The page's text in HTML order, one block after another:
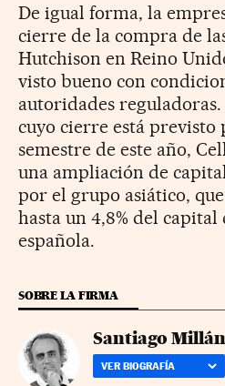
De igual forma, la
cierre de la compra de
Hutchison en Reino
visto bueno con
autoridades
cuyo cierre está previsto
semestre de este año,
una ampliación de
por el grupo asiático,
hasta un 4,8% del capital
española.
SOBRE LA FIRMA
Santiago
VER BIOGRAFÍA